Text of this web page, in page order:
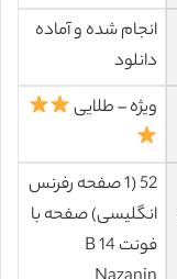
انجام شده و آماده
دانلود
ویژه – طلایی
52 (1 صفحه رفرنس
انگلیسی) صفحه با
فونت 14 B